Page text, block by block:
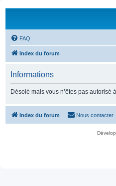
FAQ
Index du forum
Informations
Désolé mais vous n’êtes pas autorisé
Index du forum Nous contacter